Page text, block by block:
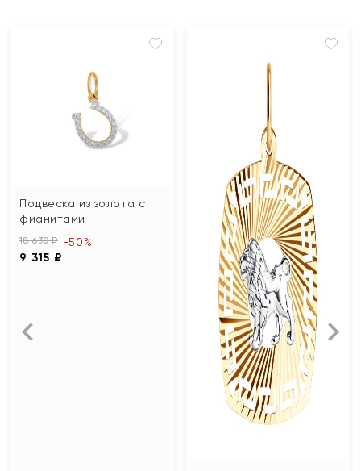
Подвеска из золота с
фианитами
18 630 ₽
9 315 ₽
-50%